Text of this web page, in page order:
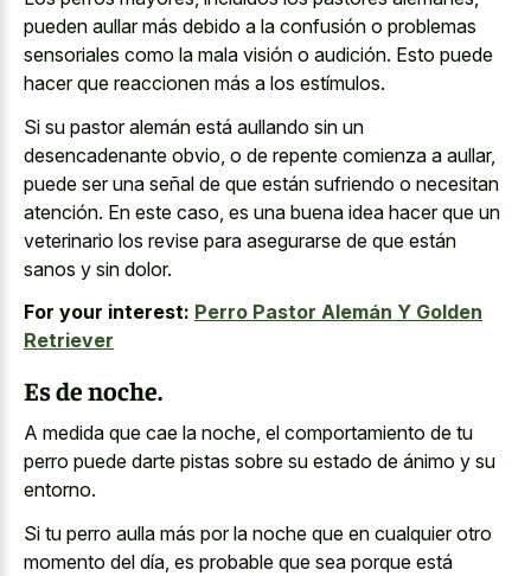
pueden aullar más debido a la confusión o problemas
sensoriales como la mala visión o audición. Esto puede
hacer que reaccionen más a los estímulos.
Si su pastor alemán está aullando sin un
desencadenante obvio, o de repente comienza a aullar,
puede ser una señal de que están sufriendo o necesitan
atención. En este caso, es una buena idea hacer que un
veterinario los revise para asegurarse de que están
sanos y sin dolor.
For your interest: Perro Pastor Alemán Y Golden
Retriever
Es de noche.
A medida que cae la noche, el comportamiento de tu
perro puede darte pistas sobre su estado de ánimo y su
entorno.
Si tu perro aulla más por la noche que en cualquier otro
momento del día, es probable que sea porque está